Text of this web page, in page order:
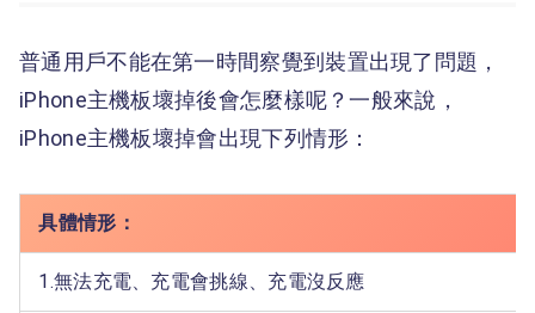
普通用戶不能在第一時間察覺到裝置出現了問題，
iPhone主機板壞掉後會怎麼樣呢？一般來說，
iPhone主機板壞掉會出現下列情形：
具體情形：
1.無法充電、充電會挑線、充電沒反應